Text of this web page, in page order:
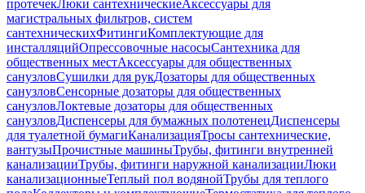
протечекЛюки сантехническиеАксессуары для
магистральных фильтров, систем
сантехническихФитингиКомплектующие для
инсталляцийОпрессовочные насосыСантехника для
общественных местАксессуары для общественных
санузловСушилки для рукДозаторы для общественных
санузловСенсорные дозаторы для общественных
санузловЛоктевые дозаторы для общественных
санузловДиспенсеры для бумажных полотенецДиспенсеры
для туалетной бумагиКанализацияТросы сантехнические,
вантузыПрочистные машиныТрубы, фитинги внутренней
канализацииТрубы, фитинги наружной канализацииЛюки
канализационныеТеплый пол водянойТрубы для теплого